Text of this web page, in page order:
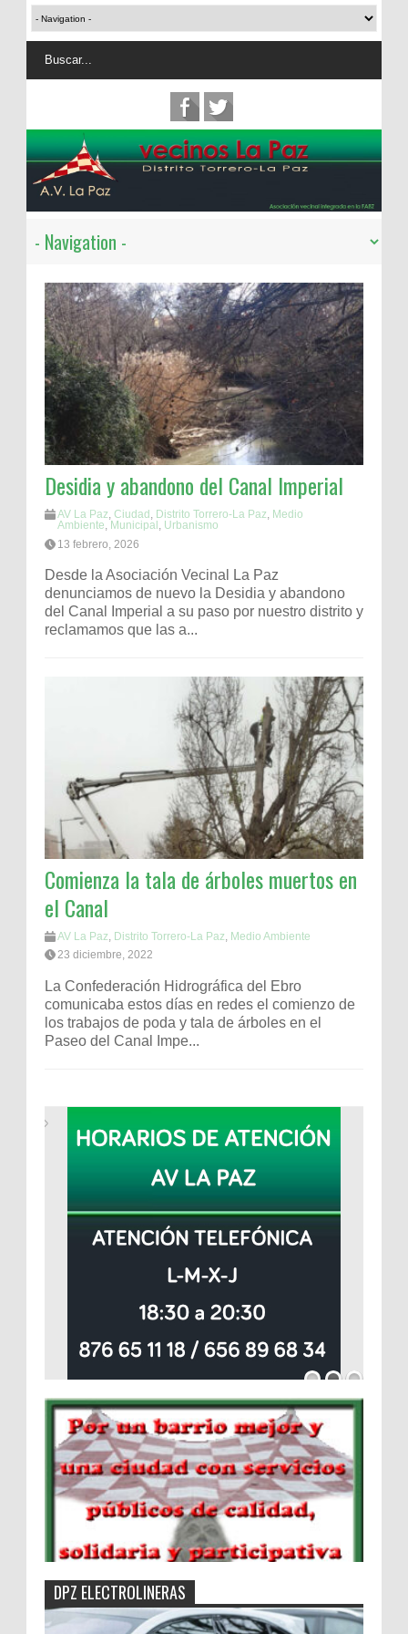
Desidia y abandono del Canal Imperial
AV La Paz, Ciudad , Distrito Torrero-La Paz, Medio
Ambiente, Municipal , Urbanismo
13 febrero, 2026
Desde la Asociación Vecinal La Paz
denunciamos de nuevo la Desidia y abandono
del Canal Imperial a su paso por nuestro distrito y
reclamamos que las a...
Comienza la tala de árboles muertos en
el Canal
AV La Paz, Distrito Torrero-La Paz, Medio Ambiente
23 diciembre, 2022
La Confederación Hidrográfica del Ebro
comunicaba estos días en redes el comienzo de
los trabajos de poda y tala de árboles en el
Paseo del Canal Impe...
DPZ ELECTROLINERAS